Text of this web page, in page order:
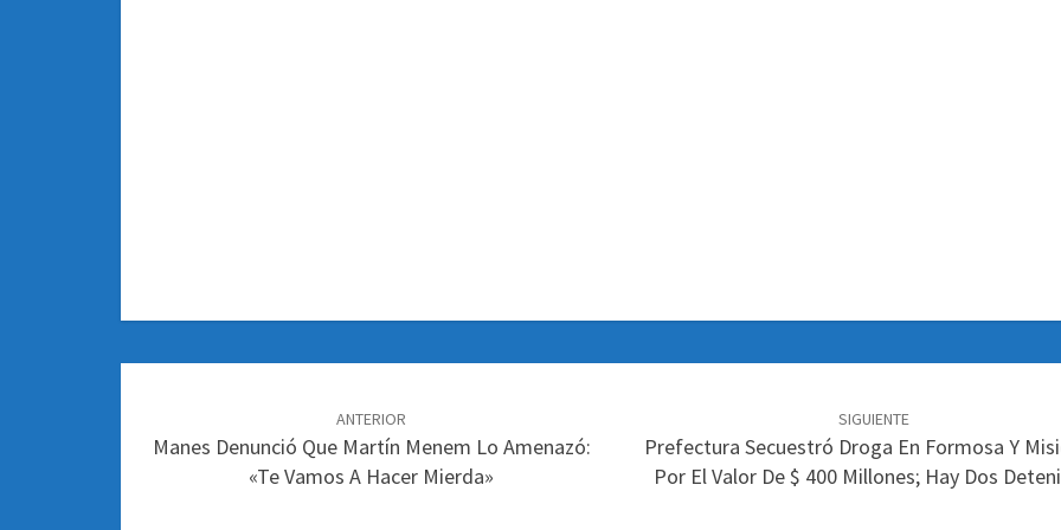
entradas
ANTERIOR
Manes Denunció Que Martín Menem Lo Amenazó:
«Te Vamos A Hacer Mierda»
SIGUIENTE
Prefectura Secuestró Droga En Formosa Y
Por El Valor De $ 400 Millones; Hay Dos